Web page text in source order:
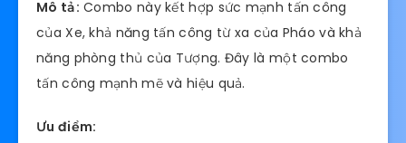
Mô tả: Combo này kết hợp sức mạnh tấn công
của Xe, khả năng tấn công từ xa của Pháo và khả
năng phòng thủ của Tượng. Đây là một combo
tấn công mạnh mẽ và hiệu quả.
Ưu điểm: